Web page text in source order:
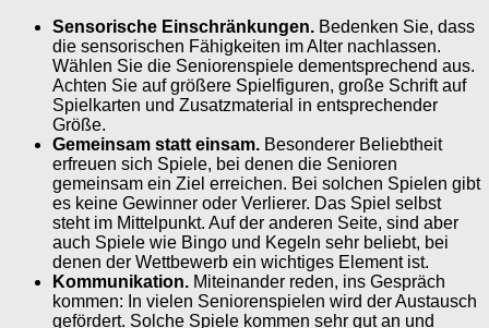
Sensorische Einschränkungen. Bedenken Sie, dass
die sensorischen Fähigkeiten im Alter nachlassen.
Wählen Sie die Seniorenspiele dementsprechend aus.
Achten Sie auf größere Spielfiguren, große Schrift auf
Spielkarten und Zusatzmaterial in entsprechender
Größe.
Gemeinsam statt einsam. Besonderer Beliebtheit
erfreuen sich Spiele, bei denen die Senioren
gemeinsam ein Ziel erreichen. Bei solchen Spielen gibt
es keine Gewinner oder Verlierer. Das Spiel selbst
steht im Mittelpunkt. Auf der anderen Seite, sind aber
auch Spiele wie Bingo und Kegeln sehr beliebt, bei
denen der Wettbewerb ein wichtiges Element ist.
Kommunikation. Miteinander reden, ins Gespräch
kommen: In vielen Seniorenspielen wird der Austausch
gefördert. Solche Spiele kommen sehr gut an und